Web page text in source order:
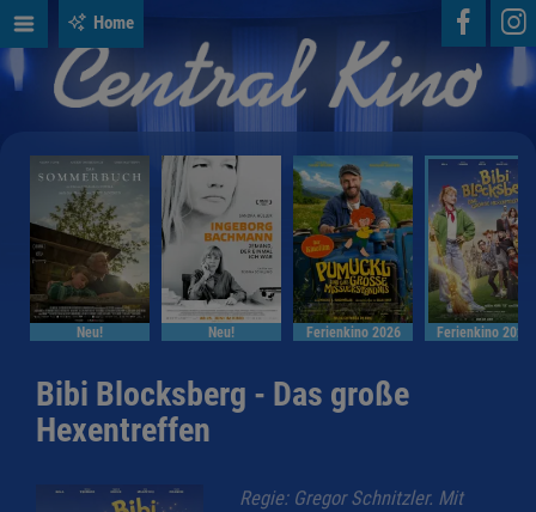
Home
Neu! Neu! Ferienkino 2026 Ferienkino 2026
Bibi Blocksberg - Das große
Hexentreffen
Regie: Gregor Schnitzler. Mit